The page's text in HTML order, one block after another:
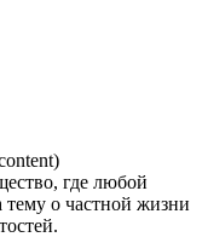
где любой
о частной жизни